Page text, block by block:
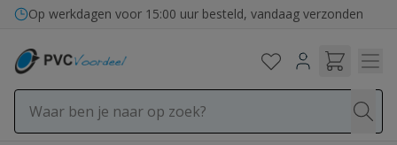
Ga naar de inhoud
Op werkdagen voor 15:00 uur besteld, vandaag verzonden